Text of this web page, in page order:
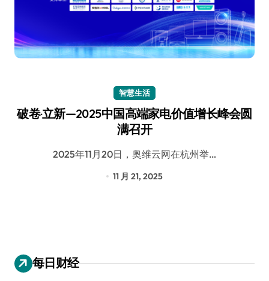
智慧生活
破卷·立新—2025中国高端家电价值增长峰会圆
满召开
2025年11月20日，奥维云网在杭州举…
11 月 21, 2025
每日财经